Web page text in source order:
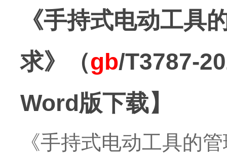
《手持式电动工具
求》（gb/T3787-
Word版下载】
《手持式电动工具的